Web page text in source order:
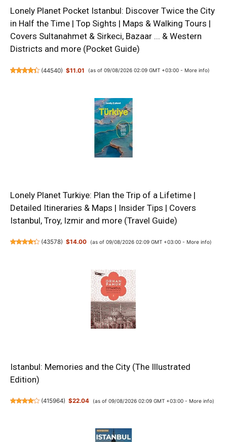
Lonely Planet Pocket Istanbul: Discover Twice the City
in Half the Time | Top Sights | Maps & Walking Tours |
Covers Sultanahmet & Sirkeci, Bazaar ... & Western
Districts and more (Pocket Guide)
(44540) $11.01 (as of 09/08/2026 02:09 GMT +03:00 - More info)
Lonely Planet Turkiye: Plan the Trip of a Lifetime |
Detailed Itineraries & Maps | Insider Tips | Covers
Istanbul, Troy, Izmir and more (Travel Guide)
(43578) $14.00 (as of 09/08/2026 02:09 GMT +03:00 - More info)
Istanbul: Memories and the City (The Illustrated
Edition)
(415964) $22.04 (as of 09/08/2026 02:09 GMT +03:00 - More info)